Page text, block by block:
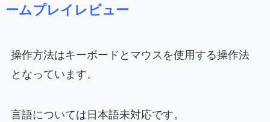
ームプレイレビュー
操作方法はキーボードとマウスを使用する操作法
となっています。
言語については日本語未対応です。